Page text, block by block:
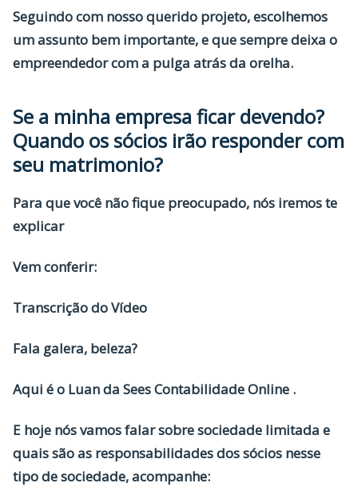
Seguindo com nosso querido projeto, escolhemos
um assunto bem importante, e que sempre deixa o
empreendedor com a pulga atrás da orelha.
Se a minha empresa ficar devendo?
Quando os sócios irão responder com
seu matrimonio?
Para que você não fique preocupado, nós iremos te
explicar
Vem conferir:
Transcrição do Vídeo
Fala galera, beleza?
Aqui é o Luan da Sees Contabilidade Online .
E hoje nós vamos falar sobre sociedade limitada e
quais são as responsabilidades dos sócios nesse
tipo de sociedade, acompanhe: